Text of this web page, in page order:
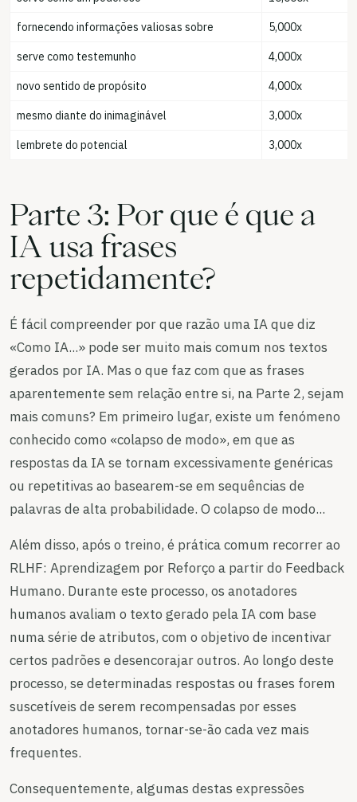
fornecendo informações valiosas sobre 5,000x
serve como testemunho 4,000x
novo sentido de propósito 4,000x
mesmo diante do inimaginável 3,000x
lembrete do potencial 3,000x
Parte 3: Por que é que a
IA usa frases
repetidamente?
É fácil compreender por que razão uma IA que diz
«Como IA...» pode ser muito mais comum nos textos
gerados por IA. Mas o que faz com que as frases
aparentemente sem relação entre si, na Parte 2, sejam
mais comuns? Em primeiro lugar, existe um fenómeno
conhecido como «colapso de modo», em que as
respostas da IA se tornam excessivamente genéricas
ou repetitivas ao basearem-se em sequências de
palavras de alta probabilidade. O colapso de modo...
Além disso, após o treino, é prática comum recorrer ao
RLHF: Aprendizagem por Reforço a partir do Feedback
Humano. Durante este processo, os anotadores
humanos avaliam o texto gerado pela IA com base
numa série de atributos, com o objetivo de incentivar
certos padrões e desencorajar outros. Ao longo deste
processo, se determinadas respostas ou frases forem
suscetíveis de serem recompensadas por esses
anotadores humanos, tornar-se-ão cada vez mais
frequentes.
Consequentemente, algumas destas expressões